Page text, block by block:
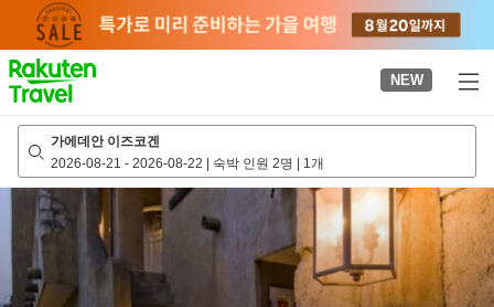
page
NEW
가에데안 이즈코겐
2026-08-21 - 2026-08-22 | 숙박 인원 2명 | 1개